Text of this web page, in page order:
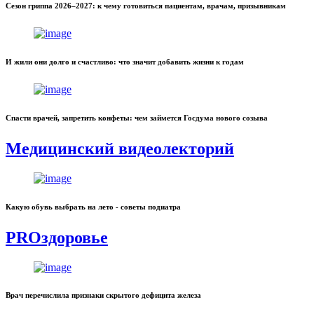
Сезон гриппа 2026–2027: к чему готовиться пациентам, врачам, призывникам
И жили они долго и счастливо: что значит добавить жизни к годам
Спасти врачей, запретить конфеты: чем займется Госдума нового созыва
Медицинский видеолекторий
Какую обувь выбрать на лето - советы подиатра
PROздоровье
Врач перечислила признаки скрытого дефицита железа